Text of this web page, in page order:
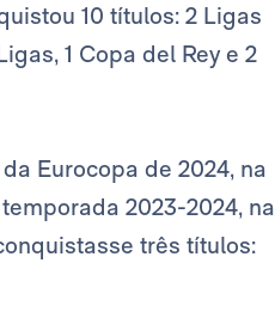
10 títulos: 2 Ligas
1 Copa del Rey e 2
Eurocopa de 2024, na
2023-2024, na
três títulos: